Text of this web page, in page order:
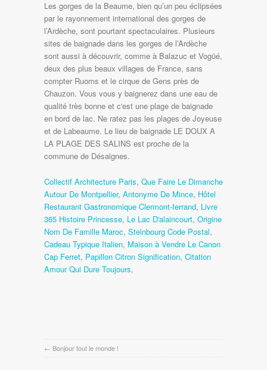
Collectif Architecture Paris, Que Faire Le Dimanche
Autour De Montpellier, Antonyme De Mince, Hôtel
Restaurant Gastronomique Clermont-ferrand, Livre
365 Histoire Princesse, Le Lac D'alaincourt, Origine
Nom De Famille Maroc, Steinbourg Code Postal,
Cadeau Typique Italien, Maison à Vendre Le Canon
Cap Ferret, Papillon Citron Signification, Citation
Amour Qui Dure Toujours,
← Bonjour tout le monde !